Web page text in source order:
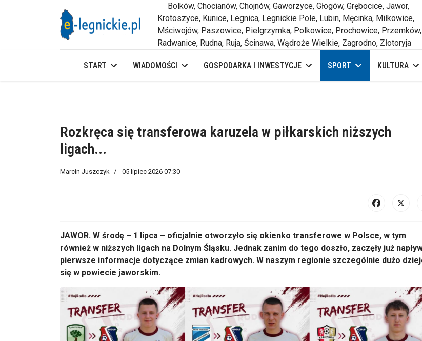
Bolków, Chocianów, Chojnów, Gaworzyce, Głogów, Grębocice, Jawor,
Krotoszyce, Kunice, Legnica, Legnickie Pole, Lubin, Męcinka, Miłkowice,
Mściwojów, Paszowice, Pielgrzymka, Polkowice, Prochowice, Przemków,
Radwanice, Rudna, Ruja, Ścinawa, Wądroże Wielkie, Zagrodno, Złotoryja
START WIADOMOŚCI GOSPODARKA I INWESTYCJE SPORT KULTURA
Rozkręca się transferowa karuzela w piłkarskich niższych
ligach...
Marcin Juszczyk 05 lipiec 2026 07:30
JAWOR. W środę – 1 lipca – oficjalnie otworzyło się okienko transferowe w Polsce, w tym
również w niższych ligach na Dolnym Śląsku. Jednak zanim do tego doszło, zaczęły już
pierwsze informacje dotyczące zmian kadrowych. W naszym regionie szczególnie dużo
się w powiecie jaworskim.